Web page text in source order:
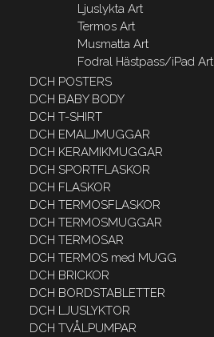
Ljuslykta Art
Termos Art
Musmatta Art
Fodral Hästpass/iPad Art
DCH POSTERS
DCH BABY BODY
DCH T-SHIRT
DCH EMALJMUGGAR
DCH KERAMIKMUGGAR
DCH SPORTFLASKOR
DCH FLASKOR
DCH TERMOSFLASKOR
DCH TERMOSMUGGAR
DCH TERMOSAR
DCH TERMOS med MUGG
DCH BRICKOR
DCH BORDSTABLETTER
DCH LJUSLYKTOR
DCH TVÅLPUMPAR